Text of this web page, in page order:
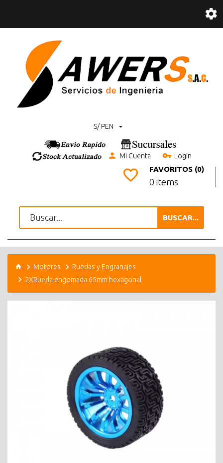
S/ PEN
Mi Cuenta Login
FAVORITOS (0)
0 items
BUSCAR...
Motores
Ruedas y Engranajes
2XRueda engomada 65mm hexagonal